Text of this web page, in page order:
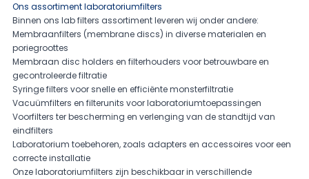
Ons assortiment laboratoriumfilters
Binnen ons lab filters assortiment leveren wij onder andere:
Membraanfilters (membrane discs) in diverse materialen en
poriegroottes
Membraan disc holders en filterhouders voor betrouwbare en
gecontroleerde filtratie
Syringe filters voor snelle en efficiënte monsterfiltratie
Vacuümfilters en filterunits voor laboratoriumtoepassingen
Voorfilters ter bescherming en verlenging van de standtijd van
eindfilters
Laboratorium toebehoren, zoals adapters en accessoires voor een
correcte installatie
Onze laboratoriumfilters zijn beschikbaar in verschillende